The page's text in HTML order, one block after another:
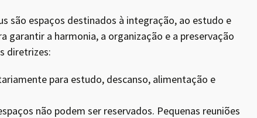
são espaços destinados à integração, ao estudo e
garantir a harmonia, a organização e a preservação
diretrizes:
para estudo, descanso, alimentação e
não podem ser reservados. Pequenas reuniões